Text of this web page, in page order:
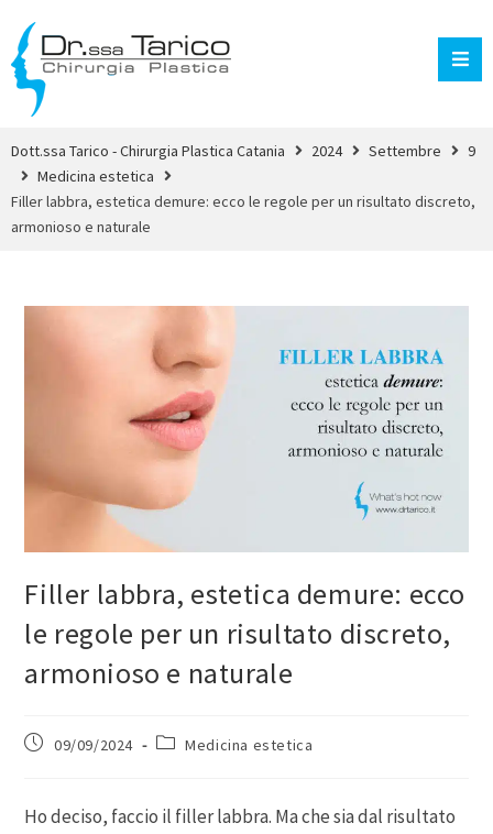
Dott.ssa Tarico - Chirurgia Plastica Catania 2024 Settembre
9
Medicina estetica
Filler labbra, estetica demure: ecco le regole per un risultato discreto,
armonioso e naturale
Filler labbra, estetica demure: ecco
le regole per un risultato discreto,
armonioso e naturale
09/09/2024 Medicina estetica
Ho deciso, faccio il filler labbra. Ma che sia dal risultato